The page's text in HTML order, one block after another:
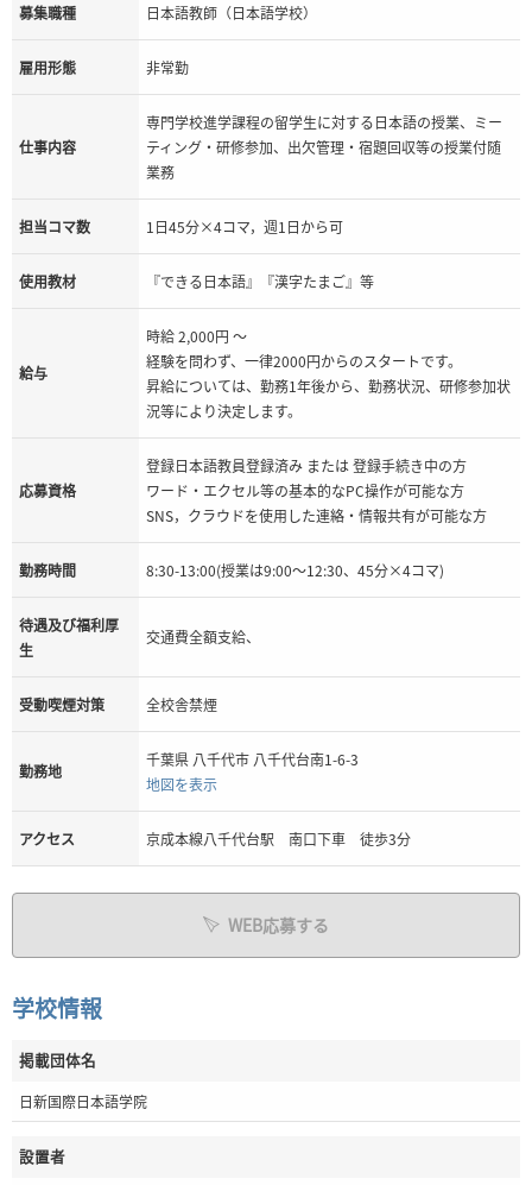
募集職種 日本語教師（日本語学校）
雇用形態 非常勤
仕事内容
専門学校進学課程の留学生に対する日本語の授業、ミー
ティング・研修参加、出欠管理・宿題回収等の授業付随
業務
担当コマ数 1日45分×4コマ，週1日から可
使用教材 『できる日本語』『漢字たまご』等
給与
時給 2,000円 ～
経験を問わず、一律2000円からのスタートです。
昇給については、勤務1年後から、勤務状況、研修参加状
況等により決定します。
応募資格
登録日本語教員登録済み または 登録手続き中の方
ワード・エクセル等の基本的なPC操作が可能な方
SNS，クラウドを使用した連絡・情報共有が可能な方
勤務時間 8:30-13:00(授業は9:00～12:30、45分×4コマ)
待遇及び福利厚
生
交通費全額支給、
受動喫煙対策 全校舎禁煙
勤務地
千葉県 八千代市 八千代台南1-6-3
地図を表示
アクセス 京成本線八千代台駅 南口下車 徒歩3分
WEB応募する
学校情報
掲載団体名
日新国際日本語学院
設置者